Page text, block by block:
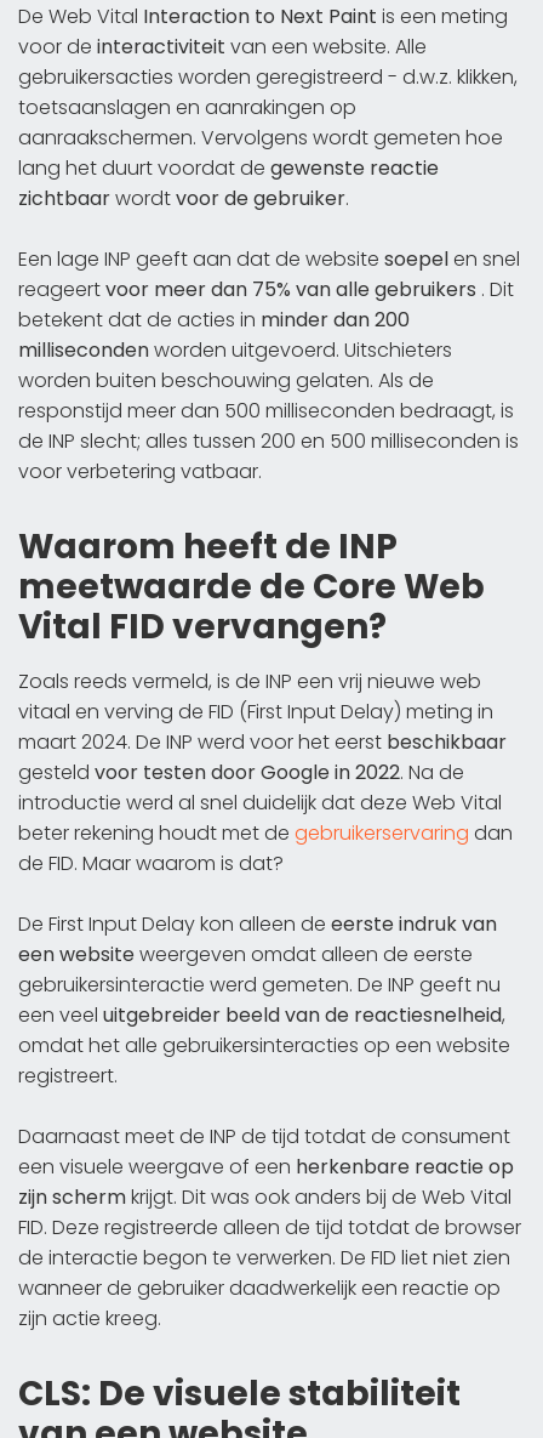
De Web Vital Interaction to Next Paint is een meting
voor de interactiviteit van een website. Alle
gebruikersacties worden geregistreerd - d.w.z. klikken,
toetsaanslagen en aanrakingen op
aanraakschermen. Vervolgens wordt gemeten hoe
lang het duurt voordat de gewenste reactie
zichtbaarwordtvoor de gebruiker.
Een lage INP geeft aan dat de website soepelen snel
reageertvoor meer dan 75% van alle gebruikers . Dit
betekent dat de acties in minder dan 200
millisecondenworden uitgevoerd. Uitschieters
worden buiten beschouwing gelaten. Als de
responstijd meer dan 500 milliseconden bedraagt, is
de INP slecht; alles tussen 200 en 500 milliseconden is
voor verbetering vatbaar.
Waarom heeft de INP
meetwaarde de Core Web
Vital FID vervangen?
Zoals reeds vermeld, is de INP een vrij nieuwe web
vitaal en verving de FID (First Input Delay) meting in
maart 2024. De INP werd voor het eerst beschikbaar
gesteld voor testen door Google in 2022. Na de
introductie werd al snel duidelijk dat deze Web Vital
beter rekening houdt met de gebruikerservaring dan
de FID. Maar waarom is dat?
De First Input Delay kon alleen de eerste indruk van
een websiteweergeven omdat alleen de eerste
gebruikersinteractie werd gemeten. De INP geeft nu
een veel uitgebreider beeld van de reactiesnelheid,
omdat het alle gebruikersinteracties op een website
registreert.
Daarnaast meet de INP de tijd totdat de consument
een visuele weergave of een herkenbare reactie op
zijn schermkrijgt. Dit was ook anders bij de Web Vital
FID. Deze registreerde alleen de tijd totdat de browser
de interactie begon te verwerken. De FID liet niet zien
wanneer de gebruiker daadwerkelijk een reactie op
zijn actie kreeg.
CLS: De visuele stabiliteit